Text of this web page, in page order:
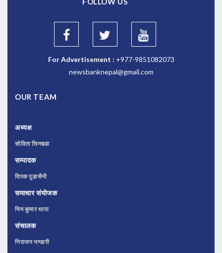
For Advertisement : +977-9851082073
newsbanknepal@gmail.com
OUR TEAM
अध्यक्ष
सोविता सिम्खडा
सम्पादक
दिपक पुडासैनी
समाचार संयोजक
भिम कुमार थापा
संचालक
निराजन भण्डारी